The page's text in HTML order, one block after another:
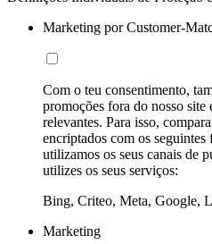
Marketing por Customer-
Com o teu consentimento,
promoções fora do nosso site
relevantes. Para isso,
encriptados com os seguintes
utilizamos os seus canais de
utilizes os seus serviços:
Bing, Criteo, Meta, Google,
Marketing